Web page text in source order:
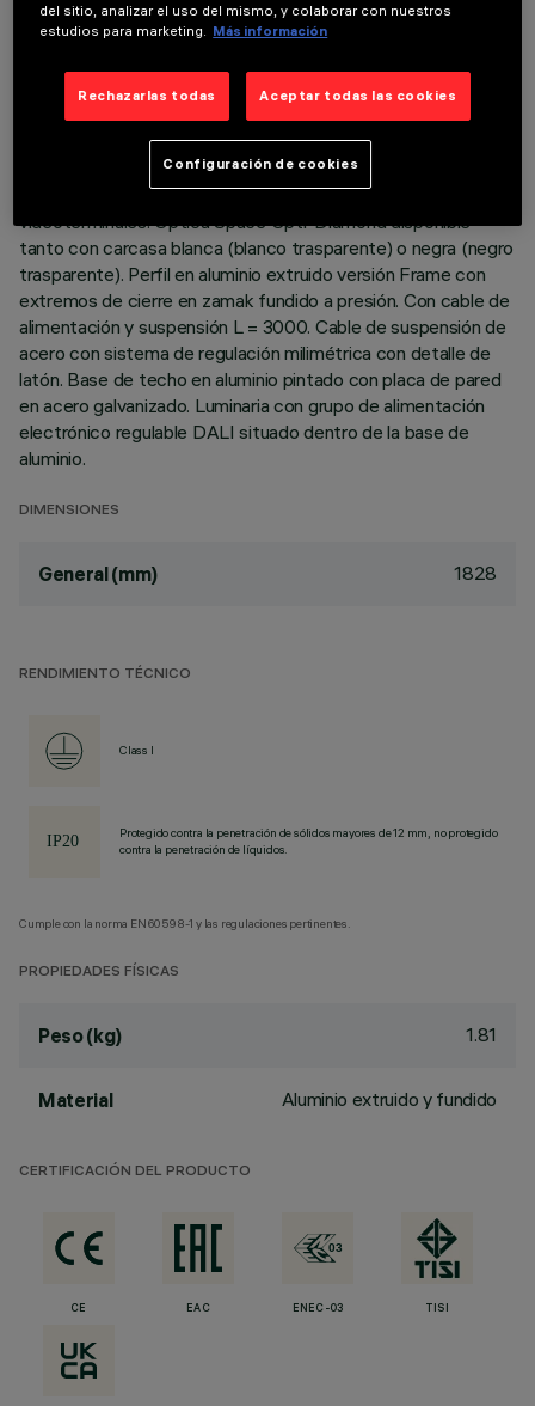
ÚLTIMA ACTUALIZACIÓN: 06/08/2026
DESCRIPCIÓN
Cuerpo de iluminación con emisión directa (70%) / indirecta
(30%) con leds monocromáticos 4000K CRI90. Versión para
emisión con luminancia controlada UGR < 19 - conforme con
la norma para uso en espacios donde se utilizan
videoterminales. Óptica Space Opti-Diamond disponible
tanto con carcasa blanca (blanco trasparente) o negra (negro
trasparente). Perfil en aluminio extruido versión Frame con
extremos de cierre en zamak fundido a presión. Con cable de
alimentación y suspensión L = 3000. Cable de suspensión de
acero con sistema de regulación milimétrica con detalle de
latón. Base de techo en aluminio pintado con placa de pared
en acero galvanizado. Luminaria con grupo de alimentación
electrónico regulable DALI situado dentro de la base de
aluminio.
DIMENSIONES
General (mm) 1828
RENDIMIENTO TÉCNICO
Class I
Protegido contra la penetración de sólidos mayores de 12 mm, no protegido
contra la penetración de líquidos.
Cumple con la norma EN60598-1 y las regulaciones pertinentes.
PROPIEDADES FÍSICAS
Peso (kg) 1.81
Material Aluminio extruido y fundido
CERTIFICACIÓN DEL PRODUCTO
CE EAC ENEC-03 TISI
del sitio, analizar el uso del mismo, y colaborar con nuestros
estudios para marketing. Más información
Rechazarlas todas Aceptar todas las cookies
Configuración de cookies